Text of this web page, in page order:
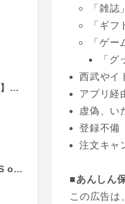
「雑
「ギ
「ゲ
「
西武やイ
アプリ経
虚偽、い
登録不備
注文キャ
■あんしん
この広告は
【キャンペーン】ブックライブ（初回購入で＋750pt）
HMV & BOOKS online